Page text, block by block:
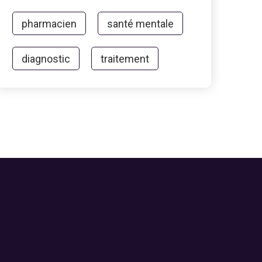
pharmacien santé mentale
diagnostic traitement